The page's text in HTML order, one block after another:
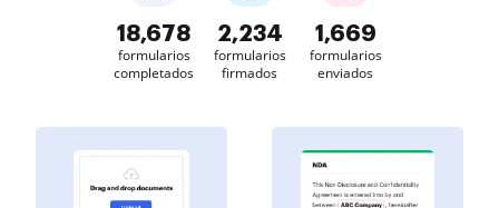
18,678
formularios
completados
2,234
formularios
firmados
1,669
formularios
enviados